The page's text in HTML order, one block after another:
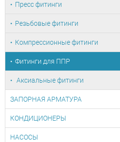
Пресс фитинги
Резьбовые фитинги
Компрессионные фитинги
Фитинги для ППР
Аксиальные фитинги
ЗАПОРНАЯ АРМАТУРА
КОНДИЦИОНЕРЫ
НАСОСЫ